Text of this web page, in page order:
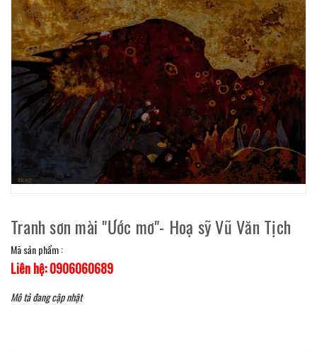
Tranh sơn mài "Ước mơ"- Hoạ sỹ Vũ Văn Tịch
Mã sản phẩm :
Liên hệ: 0906060689
Mô tả đang cập nhật